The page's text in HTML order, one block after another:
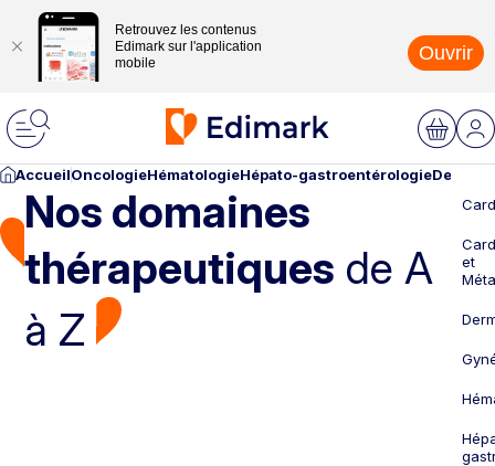
Retrouvez les contenus
Edimark sur l'application
mobile
Ouvrir
AccueilOncologieHématologieHépato-gastroentérologie
Nos domaines
thérapeutiques de A
à Z
et